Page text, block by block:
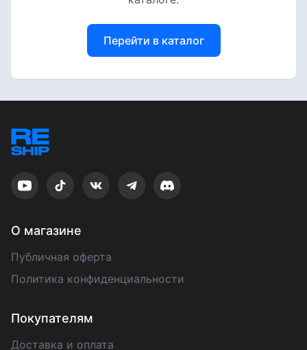
Перейти в каталог
О магазине
Публичная оферта
Политика конфиденциальности
Покупателям
Доставка и оплата